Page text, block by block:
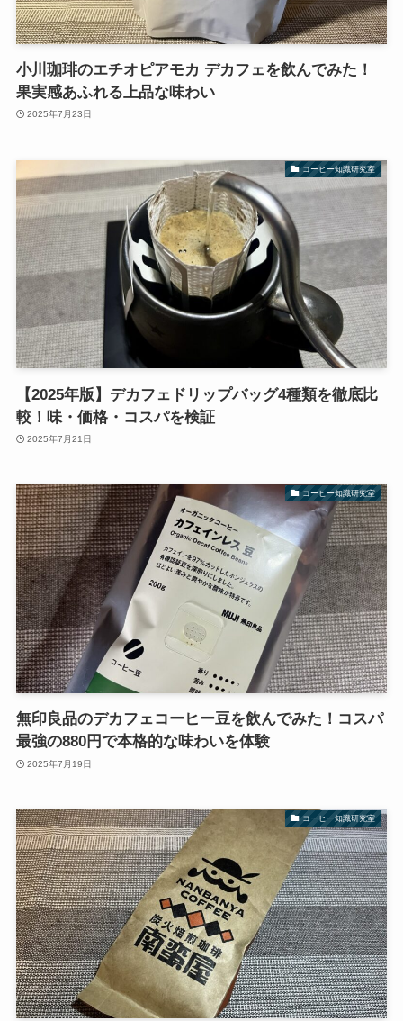
小川珈琲のエチオピアモカ デカフェを飲んでみた！
果実感あふれる上品な味わい
2025年7月23日
コーヒー知識研究室
【2025年版】デカフェドリップバッグ4種類を徹底比
較！味・価格・コスパを検証
2025年7月21日
コーヒー知識研究室
無印良品のデカフェコーヒー豆を飲んでみた！コスパ
最強の880円で本格的な味わいを体験
2025年7月19日
コーヒー知識研究室